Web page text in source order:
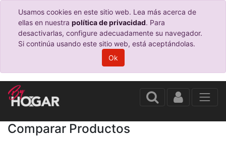
Usamos cookies en este sitio web. Lea más acerca de
ellas en nuestra política de privacidad. Para
desactivarlas, configure adecuadamente su navegador.
Si continúa usando este sitio web, está aceptándolas.
Ok
Comparar Productos